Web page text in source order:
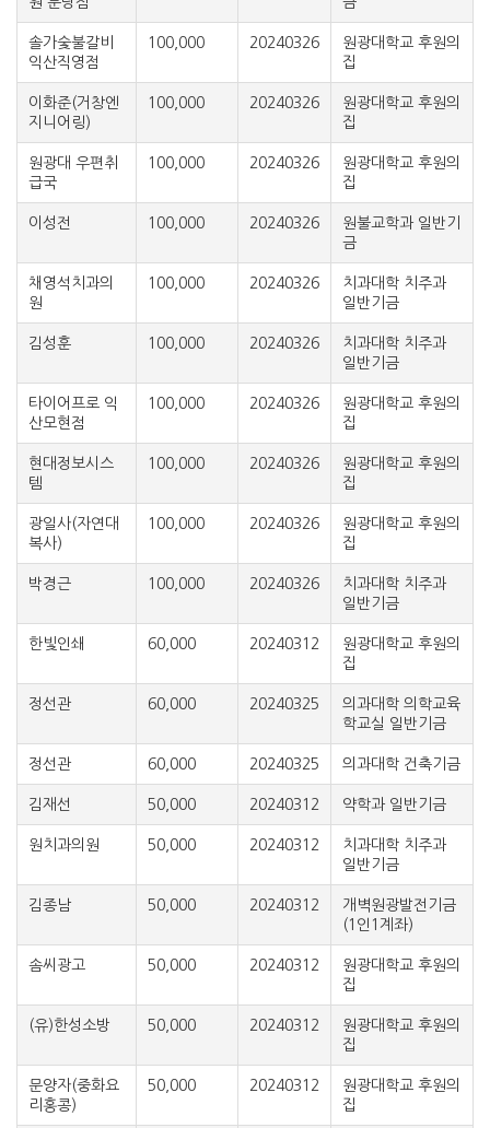
솔가숯불갈비
익산직영점
100,000 20240326
원광대학교 후원의
집
이화준(거창엔
지니어링)
100,000 20240326
원광대학교 후원의
집
원광대 우편취
급국
100,000 20240326
원광대학교 후원의
집
이성전 100,000 20240326
원불교학과 일반기
금
채영석치과의
원
100,000 20240326
치과대학 치주과
일반기금
김성훈 100,000 20240326
치과대학 치주과
일반기금
타이어프로 익
산모현점
100,000 20240326
원광대학교 후원의
집
현대정보시스
템
100,000 20240326
원광대학교 후원의
집
광일사(자연대
복사)
100,000 20240326
원광대학교 후원의
집
박경근 100,000 20240326
치과대학 치주과
일반기금
한빛인쇄 60,000 20240312
원광대학교 후원의
집
정선관 60,000 20240325
의과대학 의학교육
학교실 일반기금
정선관 60,000 20240325 의과대학 건축기금
김재선 50,000 20240312 약학과 일반기금
원치과의원 50,000 20240312
치과대학 치주과
일반기금
김종남 50,000 20240312
개벽원광발전기금
(1인1계좌)
솜씨광고 50,000 20240312
원광대학교 후원의
집
(유)한성소방 50,000 20240312
원광대학교 후원의
집
문양자(중화요
리홍콩)
50,000 20240312
원광대학교 후원의
집